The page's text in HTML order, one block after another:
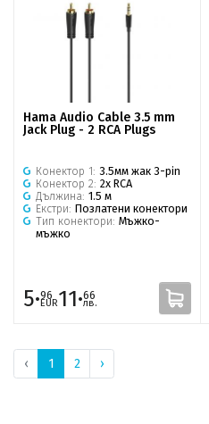
Hama Audio Cable 3.5 mm
Jack Plug - 2 RCA Plugs
Конектор 1: 3.5мм жак 3-pin
Конектор 2: 2x RCA
Дължина: 1.5 м
Екстри: Позлатени конектори
Тип конектори: Мъжко-
мъжко
5·96
EUR11·66
лв.
‹ 1 2 ›